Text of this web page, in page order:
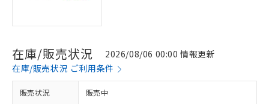
在庫/販売状況
2026/08/06 00:00 情報更新
在庫/販売状況 ご利用条件
販売状況 販売中